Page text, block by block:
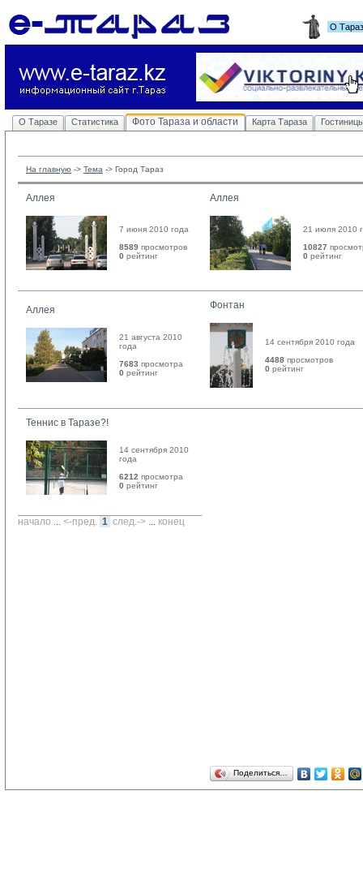
О
О Таразе Статистика Фото Тараза и области Карта Тараза
На главную -> Тема -> Город Тараз
Аллея
7 июня 2010 года
8589 просмотров
0 рейтинг
Аллея
21 июля 2010
10827
0 рейтинг
Аллея
21 августа 2010
года
7683 просмотра
0 рейтинг
Фонтан
14 сентября 2010 года
4488 просмотров
0 рейтинг
Теннис в Таразе?!
14 сентября 2010
года
6212 просмотра
0 рейтинг
начало ... <-пред. 1 след.-> ... конец
Поделиться…